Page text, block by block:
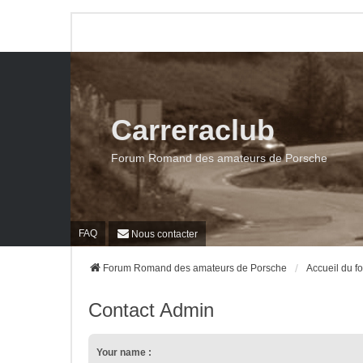
FAQ Nous contacter
Carreraclub
Forum Romand des amateurs de Porsche
Forum Romand des amateurs de Porsche Accueil du
Contact Admin
Your name :